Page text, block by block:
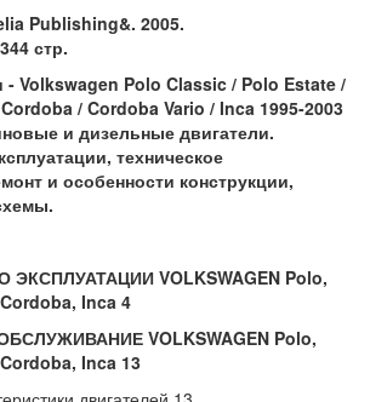
Publishing&. 2005.
стр.
- Volkswagen Polo Classic / Polo Estate /
/ Cordoba Vario / Inca 1995-2003
и дизельные двигатели.
техническое
и особенности конструкции,
VOLKSWAGEN Polo,
Inca 4
VOLKSWAGEN Polo,
Inca 13